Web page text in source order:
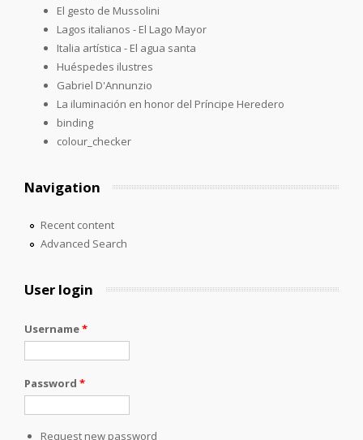
El gesto de Mussolini
Lagos italianos - El Lago Mayor
Italia artística - El agua santa
Huéspedes ilustres
Gabriel D'Annunzio
La iluminación en honor del Príncipe Heredero
binding
colour_checker
Navigation
Recent content
Advanced Search
User login
Username*
Password *
Request new password